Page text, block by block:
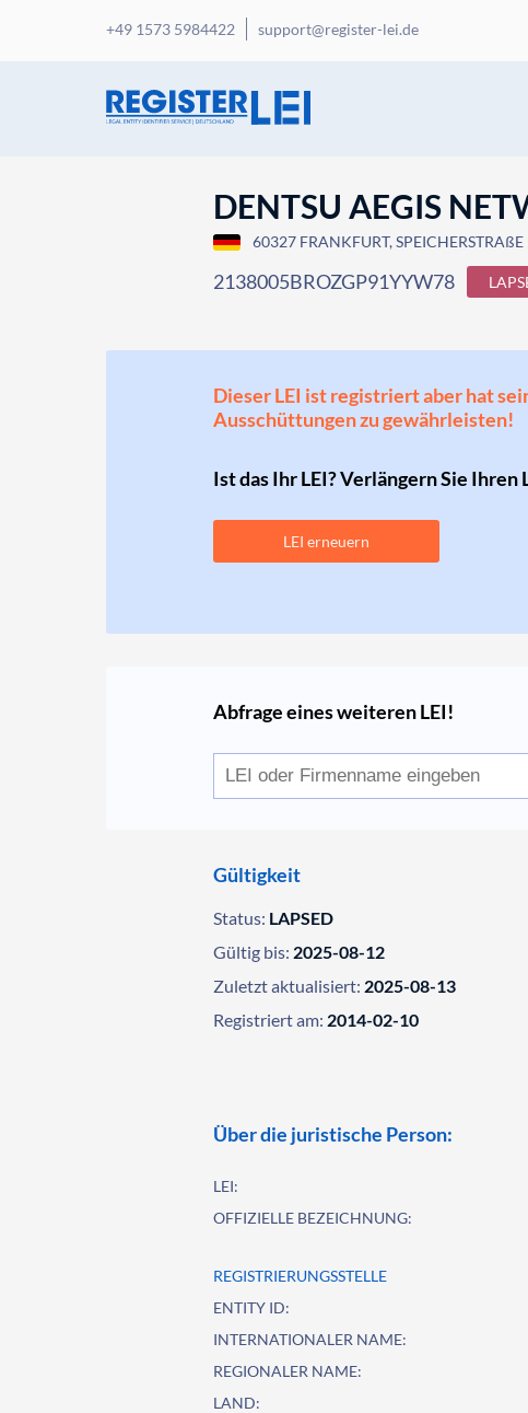
+49 1573 5984422 support@register-lei.de
DENTSU AEGIS
60327 FRANKFURT,
2138005BROZGP91YYW78
Dieser LEI ist registriert aber hat
Ausschüttungen zu gewährleisten!
Ist das Ihr LEI? Verlängern Sie
LEI erneuern
Abfrage eines weiteren LEI!
Gültigkeit
Status: LAPSED
Gültig bis: 2025-08-12
Zuletzt aktualisiert: 2025-08-13
Registriert am: 2014-02-10
Über die juristische Person:
LEI:
OFFIZIELLE BEZEICHNUNG:
REGISTRIERUNGSSTELLE
ENTITY ID:
INTERNATIONALER NAME:
REGIONALER NAME:
LAND: